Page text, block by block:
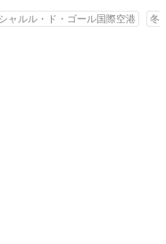
ャルル・ド・ゴール国際空港 冬